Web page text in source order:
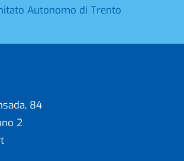
Autonomo di Trento
84
2